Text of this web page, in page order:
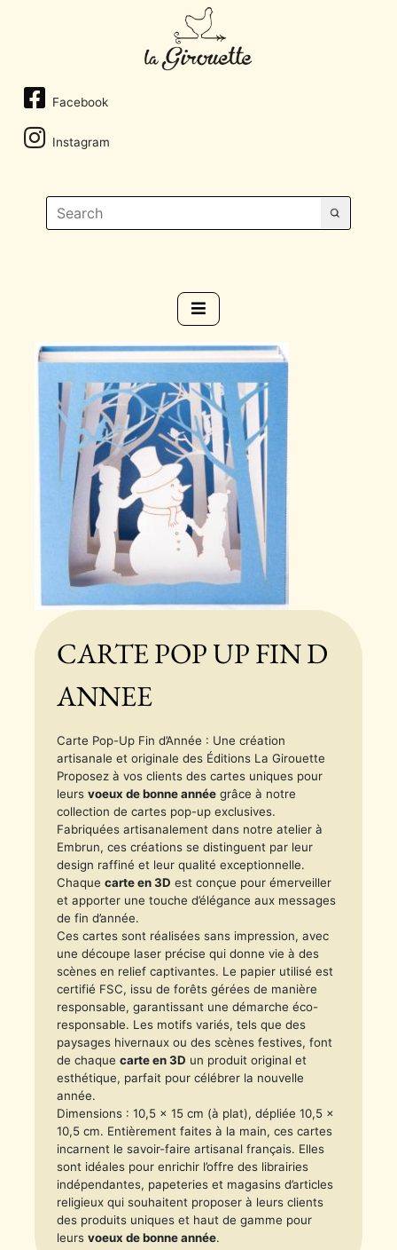
Facebook
Instagram
CARTE POP UP FIN D
ANNEE
Carte Pop-Up Fin d’Année : Une création
artisanale et originale des Éditions La Girouette
Proposez à vos clients des cartes uniques pour
leursvoeux de bonne année grâce à notre
collection de cartes pop-up exclusives.
Fabriquées artisanalement dans notre atelier à
Embrun, ces créations se distinguent par leur
design raffiné et leur qualité exceptionnelle.
Chaquecarte en 3D est conçue pour émerveiller
et apporter une touche d’élégance aux messages
de fin d’année.
Ces cartes sont réalisées sans impression, avec
une découpe laser précise qui donne vie à des
scènes en relief captivantes. Le papier utilisé est
certifié FSC, issu de forêts gérées de manière
responsable, garantissant une démarche éco-
responsable. Les motifs variés, tels que des
paysages hivernaux ou des scènes festives, font
de chaquecarte en 3D un produit original et
esthétique, parfait pour célébrer la nouvelle
année.
Dimensions : 10,5 x 15 cm (à plat), dépliée 10,5 x
10,5 cm. Entièrement faites à la main, ces cartes
incarnent le savoir-faire artisanal français. Elles
sont idéales pour enrichir l’offre des librairies
indépendantes, papeteries et magasins d’articles
religieux qui souhaitent proposer à leurs clients
des produits uniques et haut de gamme pour
leursvoeux de bonne année.